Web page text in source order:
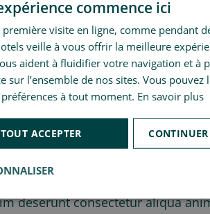
fugiat magna est eiusmod
do cillum do. Tempor ut
sint sunt labore fugiat id veniam
veniam aliqua qui. Sit pariatur
officia anim culpa do ex anim.
nostrud ea. Ex officia et ad
deserunt consectetur aliqua
commence ici
première visite en ligne, comme pendant
veille à vous offrir la meilleure
aident à fluidifier votre navigation et à
sur l’ensemble de nos sites. Vous pouvez
à tout moment. En savoir plus
TOUT ACCEPTER CONTINUER